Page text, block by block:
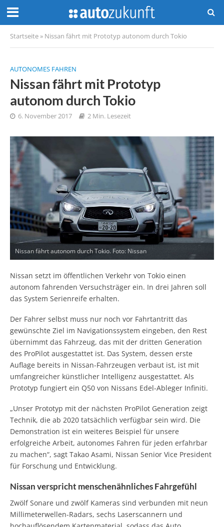
Startseite » Nissan fährt mit Prototyp autonom durch Tokio
AUTONOMES FAHREN
Nissan fährt mit Prototyp
autonom durch Tokio
6. November 2017 2 Min. Lesezeit
Nissan fährt autonom durch Tokio. Foto: Nissan
Nissan setzt im öffentlichen Verkehr von Tokio einen
autonom fahrenden Versuchsträger ein. In drei Jahren soll
das System Serienreife erhalten.
Der Fahrer selbst muss nur noch vor Fahrtantritt das
gewünschte Ziel im Navigationssystem eingeben, den Rest
übernimmt das Fahrzeug, das mit der dritten Generation
des ProPilot ausgestattet ist. Das System, dessen erste
Auflage bereits in Nissan-Fahrzeugen verbaut ist, ist mit
umfangreicher künstlicher Intelligenz ausgestattet. Als
Prototyp fungiert ein Q50 von Nissans Edel-Ableger Infiniti.
„Unser Prototyp mit der nächsten ProPilot Generation zeigt
Technik, die ab 2020 tatsächlich verfügbar sein wird. Die
Demonstration ist ein weiteres Beispiel für unsere
erfolgreiche Arbeit, autonomes Fahren für jeden erfahrbar
zu machen“, sagt Takao Asami, Nissan Senior Vice President
für Forschung und Entwicklung.
Nissan verspricht menschenähnliches Fahrgefühl
Zwölf Sonare und zwölf Kameras sind verbunden mit neun
Millimeterwellen-Radars, sechs Laserscannern und